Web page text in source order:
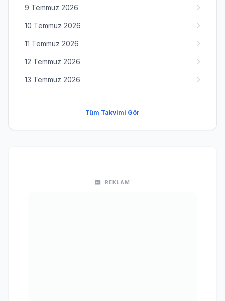
9 Temmuz 2026
10 Temmuz 2026
11 Temmuz 2026
12 Temmuz 2026
13 Temmuz 2026
Tüm Takvimi Gör
REKLAM